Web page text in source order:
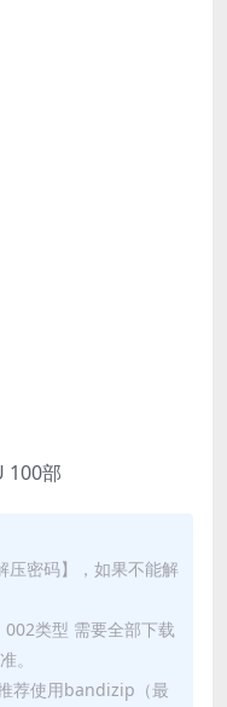
100部
压密码】，如果不能解
类型 需要全部下载
。
荐使用bandizip（最